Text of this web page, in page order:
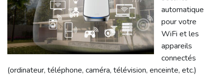
automatique
pour votre
WiFi et les
appareils
connectés
(ordinateur, téléphone, caméra, télévision, enceinte, etc.)